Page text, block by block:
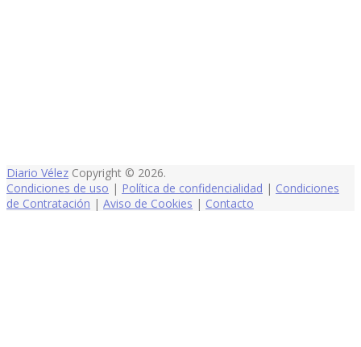
Diario Vélez Copyright © 2026.
Condiciones de uso | Política de confidencialidad | Condiciones
de Contratación | Aviso de Cookies | Contacto